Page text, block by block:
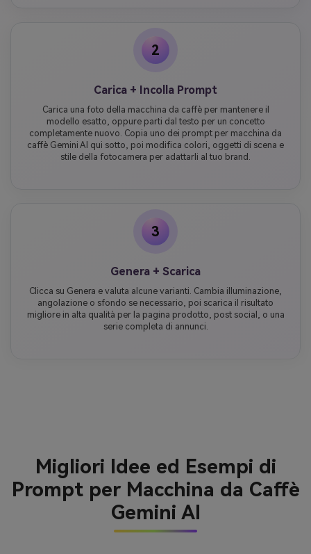
2
Carica + Incolla Prompt
Carica una foto della macchina da caffè per mantenere il
modello esatto, oppure parti dal testo per un concetto
completamente nuovo. Copia uno dei prompt per macchina da
caffè Gemini AI qui sotto, poi modifica colori, oggetti di scena e
stile della fotocamera per adattarli al tuo brand.
3
Genera + Scarica
Clicca su Genera e valuta alcune varianti. Cambia illuminazione,
angolazione o sfondo se necessario, poi scarica il risultato
migliore in alta qualità per la pagina prodotto, post social, o una
serie completa di annunci.
Migliori Idee ed Esempi di
Prompt per Macchina da Caffè
Gemini AI